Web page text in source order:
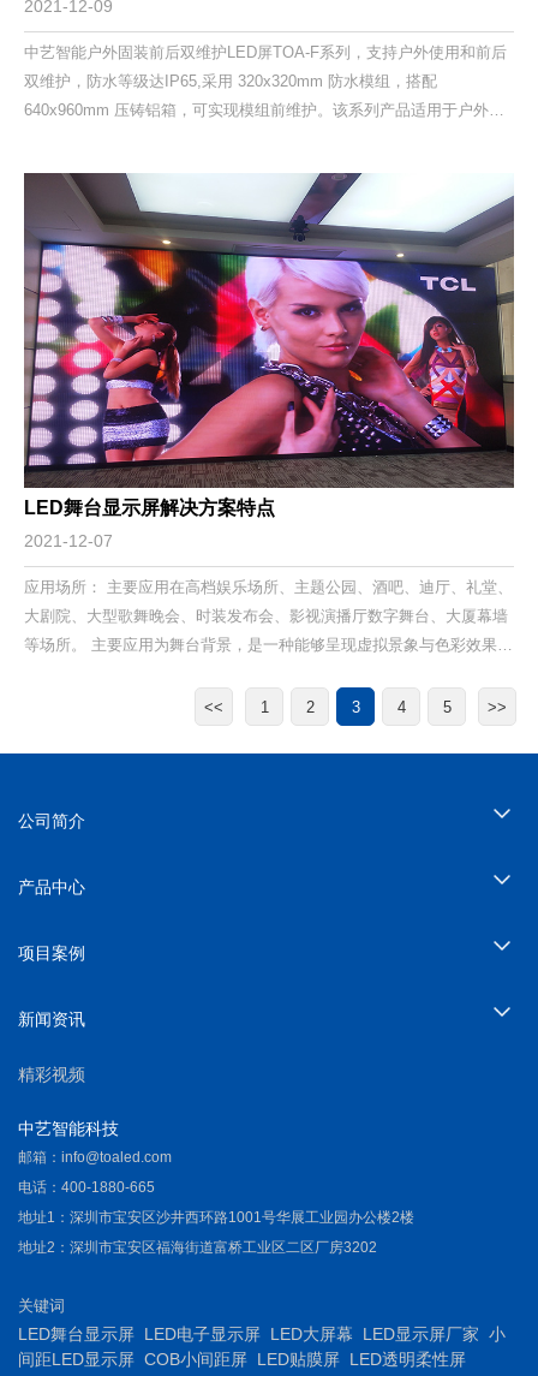
2021-12-09
中艺智能户外固装前后双维护LED屏TOA-F系列，支持户外使用和前后
双维护，防水等级达IP65,采用 320x320mm 防水模组，搭配
640x960mm 压铸铝箱，可实现模组前维护。该系列产品适用于户外各
LED舞台显示屏解决方案特点
2021-12-07
应用场所： 主要应用在高档娱乐场所、主题公园、酒吧、迪厅、礼堂、
大剧院、大型歌舞晚会、时装发布会、影视演播厅数字舞台、大厦幕墙
等场所。 主要应用为舞台背景，是一种能够呈现虚拟景象与色彩效果的
<<
1 2 3 4 5 >>
公司简介
产品中心
项目案例
新闻资讯
精彩视频
中艺智能科技
邮箱： info@toaled.com
电话： 400-1880-665
地址1： 深圳市宝安区沙井西环路1001号华展工业园办公楼2楼
地址2： 深圳市宝安区福海街道富桥工业区二区厂房3202
关键词
LED舞台显示屏 LED电子显示屏 LED大屏幕 LED显示屏厂家 小
间距LED显示屏 COB小间距屏 LED贴膜屏 LED透明柔性屏